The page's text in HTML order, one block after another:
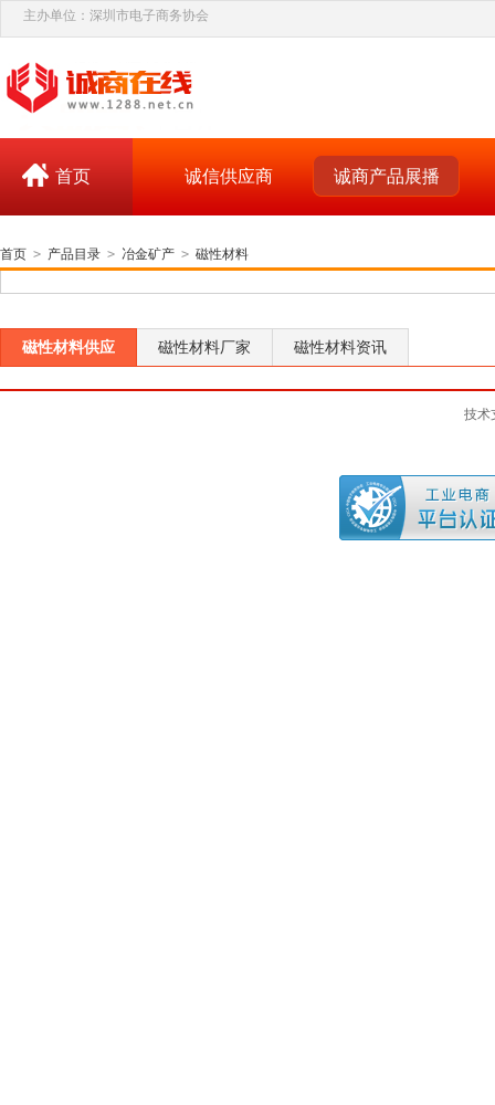
主办单位：深圳市电子商务协会
首页 诚信供应商 诚商产品展播
首页 > 产品目录 > 冶金矿产 > 磁性材料
磁性材料供应 磁性材料厂家 磁性材料资讯
技术